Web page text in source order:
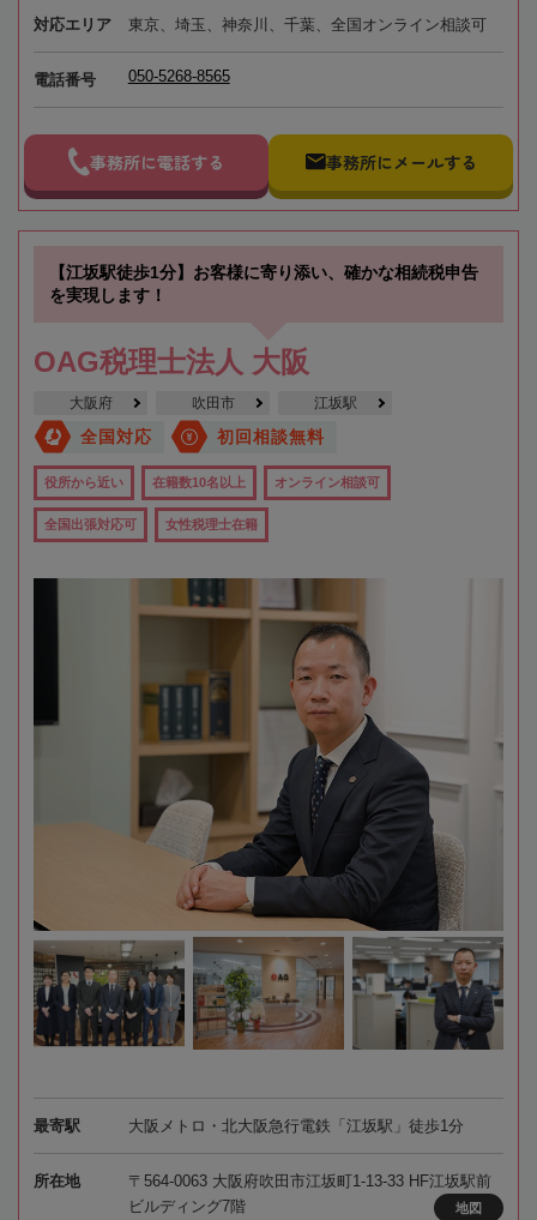
対応エリア 東京、埼玉、神奈川、千葉、全国オンライン相談可
電話番号 050-5268-8565
事務所に電話する 事務所にメールする
【江坂駅徒歩1分】お客様に寄り添い、確かな相続税申告
を実現します！
OAG税理士法人 大阪
大阪府 吹田市 江坂駅
全国対応 初回相談無料
役所から近い 在籍数10名以上 オンライン相談可
全国出張対応可 女性税理士在籍
最寄駅 大阪メトロ・北大阪急行電鉄「江坂駅」徒歩1分
所在地
〒564-0063 大阪府吹田市江坂町1-13-33 HF江坂駅前
ビルディング7階
地図